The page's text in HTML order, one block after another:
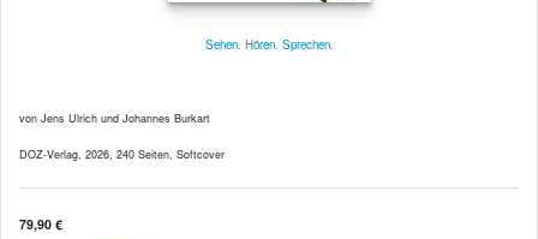
Sehen. Hören. Sprechen.
von Jens Ulrich und Johannes Burkart
DOZ-Verlag, 2026, 240 Seiten, Softcover
79,90 €